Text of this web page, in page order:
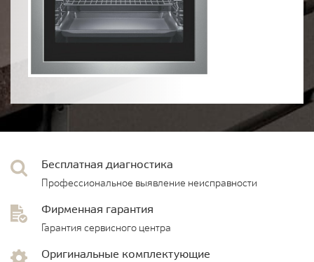
Бесплатная диагностика
Профессиональное выявление неисправности
Фирменная гарантия
Гарантия сервисного центра
Оригинальные комплектующие